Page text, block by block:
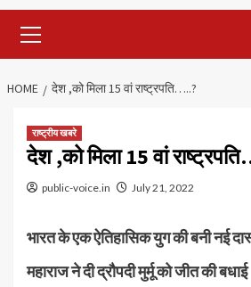
Menu
HOME देश ,को मिला 15 वां राष्ट्रपति…..?
राष्ट्रीय खबरे
देश ,को मिला 15 वां
public-voice.in July 21, 2022
भारत के एक ऐतिहासिक युग की बनी नई
महाराज ने दी द्रौपदी मुर्मू को जीत की बधाई